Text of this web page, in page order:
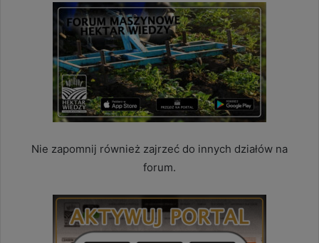
Nie zapomnij również zajrzeć do innych działów na
forum.